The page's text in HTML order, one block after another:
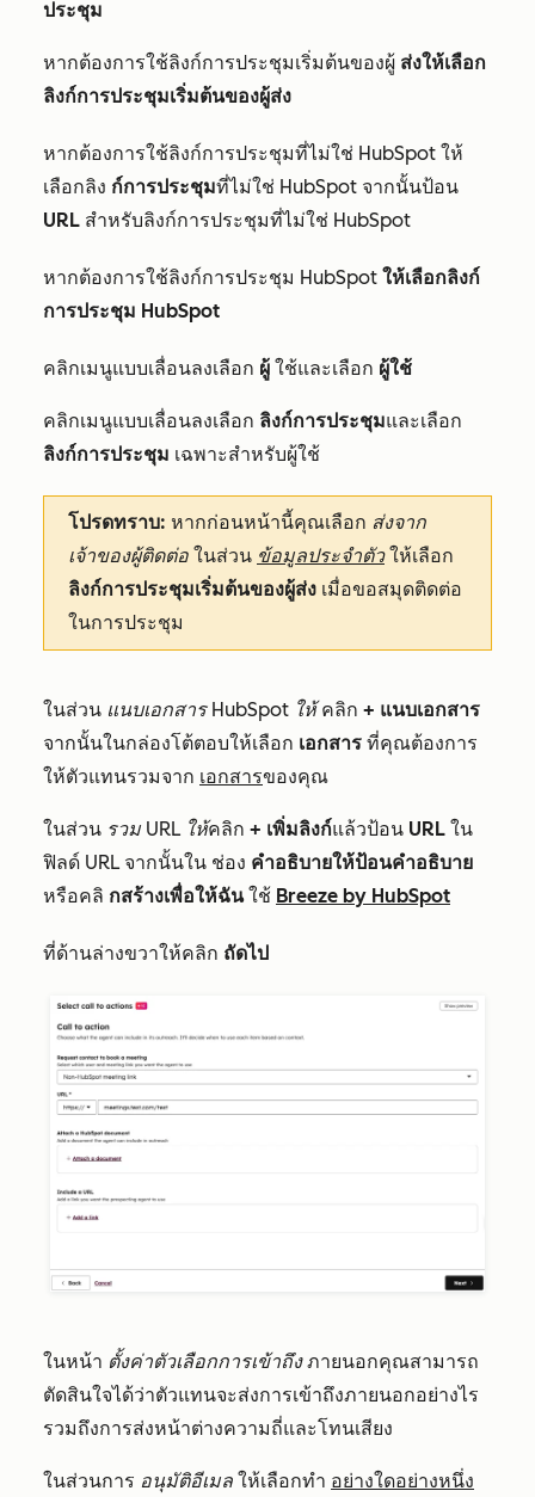
ประชุม
หากต้องการใช้ลิงก์การประชุมเริ่มต้นของผู้ ส่งให้เลือก
ลิงก์การประชุมเริ่มต้นของผู้ส่ง
หากต้องการใช้ลิงก์การประชุมที่ไม่ใช่ HubSpot ให้
เลือกลิง ก์การประชุมที่ไม่ใช่ HubSpot จากนั้นป้อน
URL สำหรับลิงก์การประชุมที่ไม่ใช่ HubSpot
หากต้องการใช้ลิงก์การประชุม HubSpot ให้เลือกลิงก์
การประชุม HubSpot
คลิกเมนูแบบเลื่อนลงเลือก ผู้ ใช้และเลือก ผู้ใช้
คลิกเมนูแบบเลื่อนลงเลือก ลิงก์การประชุมและเลือก
ลิงก์การประชุม เฉพาะสำหรับผู้ใช้
โปรดทราบ: หากก่อนหน้านี้คุณเลือก ส่งจาก
เจ้าของผู้ติดต่อ ในส่วน ข้อมูลประจำตัวให้เลือก
ลิงก์การประชุมเริ่มต้นของผู้ส่ง เมื่อขอสมุดติดต่อ
ในการประชุม
ในส่วน แนบเอกสาร HubSpot ให้คลิก + แนบเอกสาร
จากนั้นในกล่องโต้ตอบให้เลือก เอกสาร ที่คุณต้องการ
ให้ตัวแทนรวมจาก เอกสารของคุณ
ในส่วน รวม URL ให้คลิก + เพิ่มลิงก์แล้วป้อน URL ใน
ฟิลด์ URL จากนั้นใน ช่อง คำอธิบายให้ป้อนคำอธิบาย
หรือคลิ กสร้างเพื่อให้ฉันใช้ Breeze by HubSpot
ที่ด้านล่างขวาให้คลิก ถัดไป
ในหน้า ตั้งค่าตัวเลือกการเข้าถึงภายนอกคุณสามารถ
ตัดสินใจได้ว่าตัวแทนจะส่งการเข้าถึงภายนอกอย่างไร
รวมถึงการส่งหน้าต่างความถี่และโทนเสียง
ในส่วนการ อนุมัติอีเมล ให้เลือกทำ อย่างใดอย่างหนึ่ง